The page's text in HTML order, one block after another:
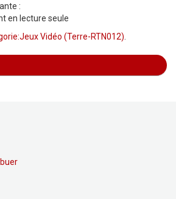
:
en lecture seule
Vidéo (Terre-RTN012).